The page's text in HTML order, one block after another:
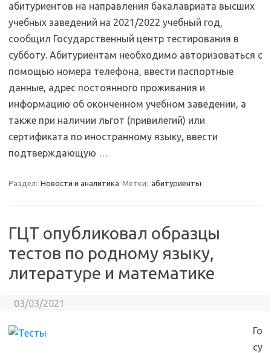
абитуриентов на направления бакалавриата высших
учебных заведений на 2021/2022 учебный год,
сообщил Государственный центр тестирования в
субботу. Абитуриентам необходимо авторизоваться с
помощью номера телефона, ввести паспортные
данные, адрес постоянного проживания и
информацию об оконченном учебном заведении, а
также при наличии льгот (привилегий) или
сертификата по иностранному языку, ввести
подтверждающую …
Раздел: Новости и аналитика Метки: абитуриенты
ГЦТ опубликовал образцы
тестов по родному языку,
литературе и математике
03/03/2021
Го
су